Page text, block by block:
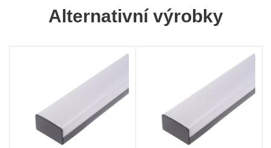
Alternativní výrobky